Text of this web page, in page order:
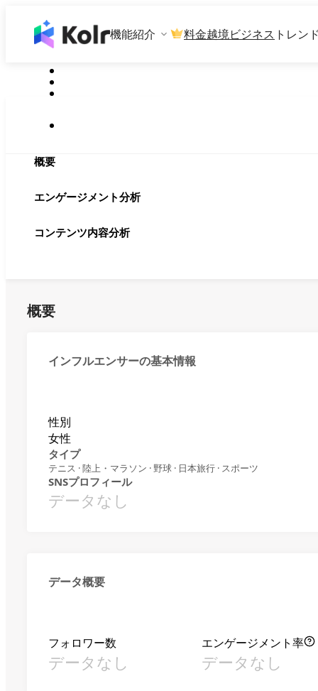
機能紹介 料金越境ビジネス トレン
概要
エンゲージメント分析
コンテンツ内容分析
概要
インフルエンサーの基本情報
性別
女性
タイプ
テニス · 陸上・マラソン · 野球 · 日本旅行 · スポーツ
SNSプロフィール
データなし
データ概要
フォロワー数
データなし
エンゲージメント率
データなし